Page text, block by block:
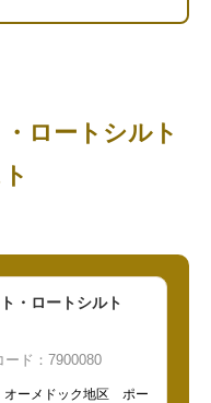
ロートシルト
・ロートシルト
ード：7900080
ーメドック地区 ポー